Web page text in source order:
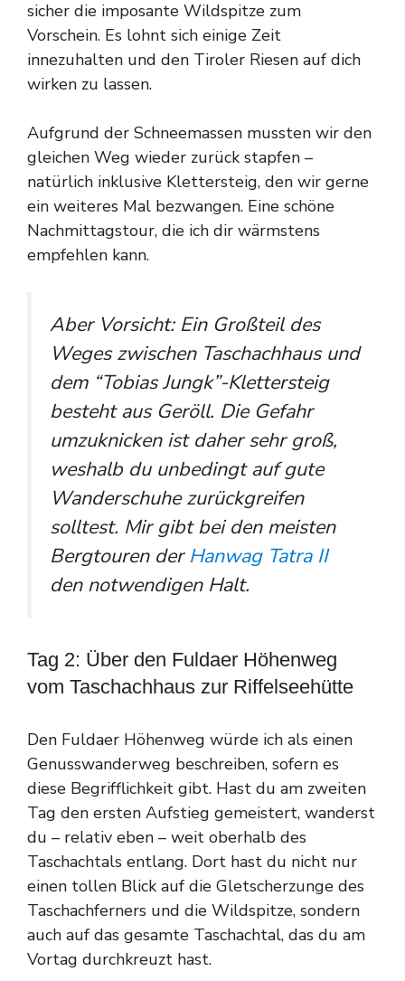
sicher die imposante Wildspitze zum
Vorschein. Es lohnt sich einige Zeit
innezuhalten und den Tiroler Riesen auf dich
wirken zu lassen.
Aufgrund der Schneemassen mussten wir den
gleichen Weg wieder zurück stapfen –
natürlich inklusive Klettersteig, den wir gerne
ein weiteres Mal bezwangen. Eine schöne
Nachmittagstour, die ich dir wärmstens
empfehlen kann.
Aber Vorsicht: Ein Großteil des
Weges zwischen Taschachhaus und
dem “Tobias Jungk”-Klettersteig
besteht aus Geröll. Die Gefahr
umzuknicken ist daher sehr groß,
weshalb du unbedingt auf gute
Wanderschuhe zurückgreifen
solltest. Mir gibt bei den meisten
Bergtouren der Hanwag Tatra II
den notwendigen Halt.
Tag 2: Über den Fuldaer Höhenweg
vom Taschachhaus zur Riffelseehütte
Den Fuldaer Höhenweg würde ich als einen
Genusswanderweg beschreiben, sofern es
diese Begrifflichkeit gibt. Hast du am zweiten
Tag den ersten Aufstieg gemeistert, wanderst
du – relativ eben – weit oberhalb des
Taschachtals entlang. Dort hast du nicht nur
einen tollen Blick auf die Gletscherzunge des
Taschachferners und die Wildspitze, sondern
auch auf das gesamte Taschachtal, das du am
Vortag durchkreuzt hast.